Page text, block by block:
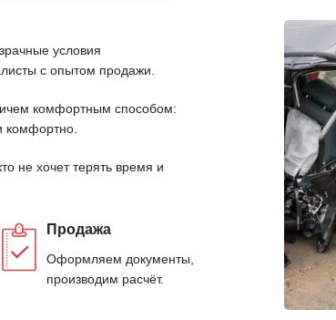
условия
с опытом продажи.
комфортным способом:
комфортно.
не хочет терять время и
Продажа
Оформляем документы,
производим расчёт.